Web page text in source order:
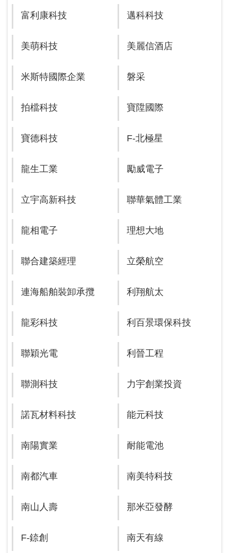
富利康科技 邁科科技
美萌科技 美麗信酒店
米斯特國際企業 磐采
拍檔科技 寶陞國際
寶德科技 F-北極星
龍生工業 勵威電子
立宇高新科技 聯華氣體工業
龍相電子 理想大地
聯合建築經理 立榮航空
連海船舶裝卸承攬 利翔航太
龍彩科技 利百景環保科技
聯穎光電 利晉工程
聯測科技 力宇創業投資
諾瓦材料科技 能元科技
南陽實業 耐能電池
南都汽車 南美特科技
南山人壽 那米亞發酵
F-錼創 南天有線